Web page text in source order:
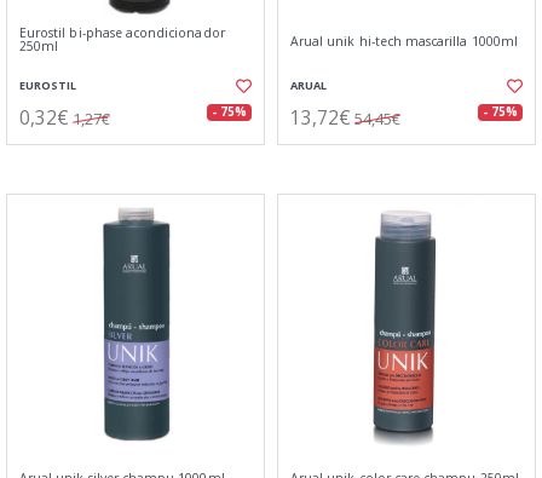
Eurostil bi-phase acondicionador
250ml
EUROSTIL
0,32€ 1,27€ - 75%
Arual unik hi-tech mascarilla 1000ml
ARUAL
13,72€ 54,45€ - 75%